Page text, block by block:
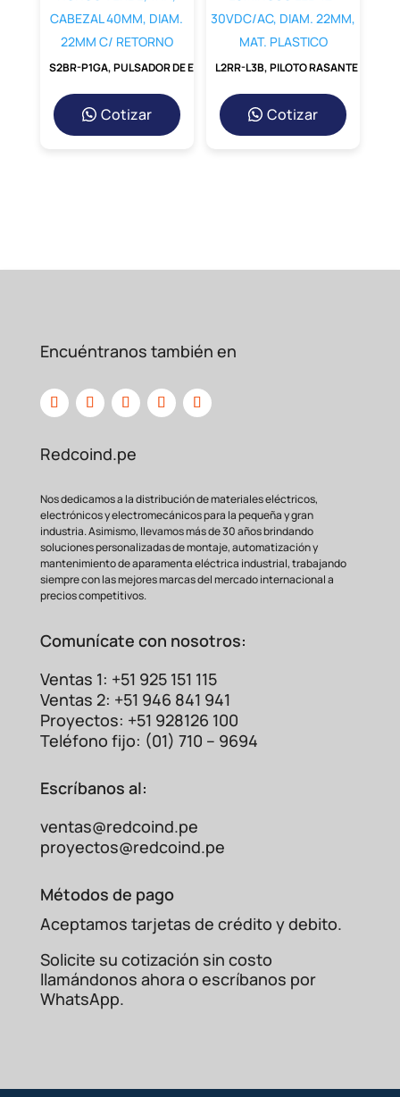
altos estándares de calidad,
asegurando
una operación silenciosa, baja disipación de
calor y una precisión
excepcional en la
medición. Su construcción robusta
garantiza una larga vida
útil y un
rendimiento confiable incluso en entornos
industrialesdemandantes.
S2BR-P1GA, PULSADOR DE EMERGENCIA TIPO HONGO VERDE, 1NA, CABEZAL 40MM, DIAM. 22MM C/ RETORNO
Cotizar Cotizar
Encuéntranos también en
Redcoind.pe
Nos dedicamos a la distribución de materiales eléctricos,
electrónicos y electromecánicos para la pequeña y gran
industria. Asimismo, llevamos más de 30 años brindando
soluciones personalizadas de montaje, automatización y
mantenimiento de aparamenta eléctrica industrial, trabajando
siempre con las mejores marcas del mercado internacional a
precios competitivos.
Comunícate con nosotros:
Ventas 1: +51 925 151 115
Ventas 2: +51 946 841 941
Proyectos: +51 928126 100
Teléfono fijo: (01) 710 – 9694
Escríbanos al:
ventas@redcoind.pe
proyectos@redcoind.pe
Métodos de pago
Aceptamos tarjetas de crédito y debito.
Solicite su cotización sin costo
llamándonos ahora o escríbanos por
WhatsApp.